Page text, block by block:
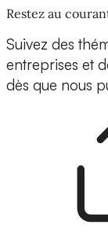
Restez au
Suivez des
entreprises et
dès que nous